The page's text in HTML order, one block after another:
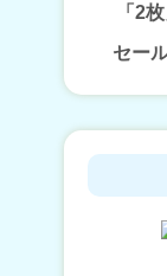
「2
セー